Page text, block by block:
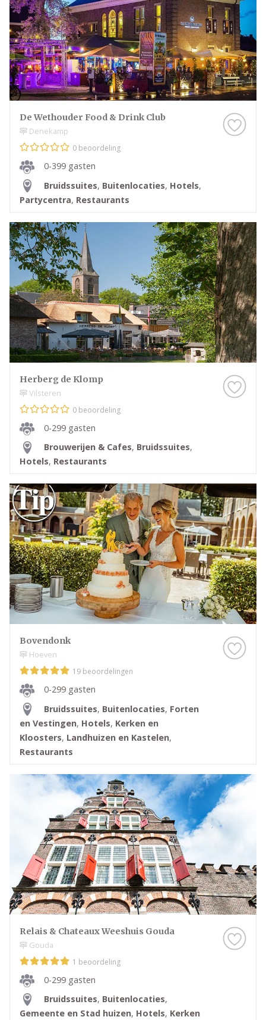
De Wethouder Food & Drink Club
Denekamp
0 beoordeling
0-399 gasten
Bruidssuites, Buitenlocaties, Hotels,
Partycentra, Restaurants
Herberg de Klomp
Vilsteren
0 beoordeling
0-299 gasten
Brouwerijen & Cafes, Bruidssuites,
Hotels, Restaurants
Bovendonk
Hoeven
19 beoordelingen
0-299 gasten
Bruidssuites, Buitenlocaties, Forten
en Vestingen, Hotels, Kerken en
Kloosters, Landhuizen en Kastelen,
Restaurants
Relais & Chateaux Weeshuis Gouda
Gouda
1 beoordeling
0-299 gasten
Bruidssuites, Buitenlocaties,
Gemeente en Stad huizen, Hotels, Kerken